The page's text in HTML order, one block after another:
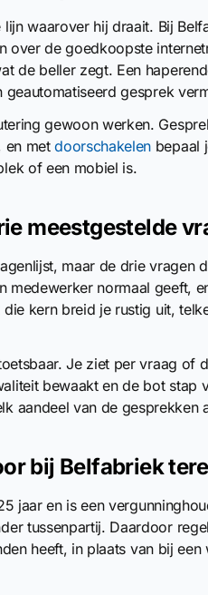
waarover hij draait. Bij
over de goedkoopste
de beller zegt. Een
gesprek
gewoon werken.
en metdoorschakelen bepaal
of een mobiel is.
meestgestelde
maar de drie vragen
medewerker normaal geeft,
kern breid je rustig uit,
Je ziet per vraag of
bewaakt en de bot stap
aandeel van de gesprekken
bij Belfabriek
jaar en is een
tussenpartij. Daardoor
heeft, in plaats van bij